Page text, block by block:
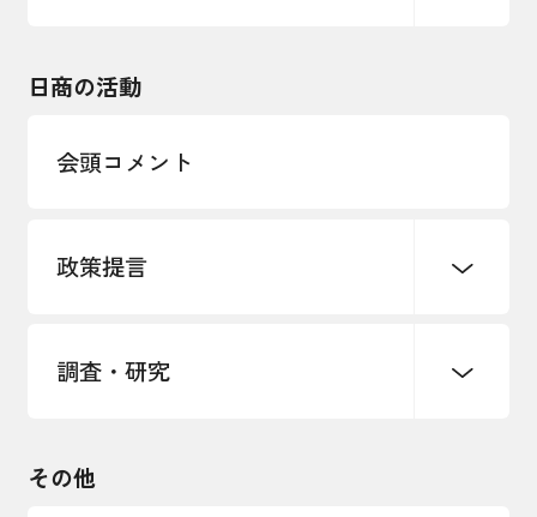
インボイス制度
海外情報レポート
安全保障貿易管理・技術流出防止に関す
経営者保証に関するガイドライン
日商の活動
会頭コメント
政策提言
中小企業経営
国土強靭化・社会基盤整備・震災復興
調査・研究
LOBO調査
その他